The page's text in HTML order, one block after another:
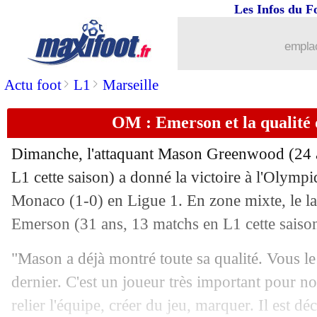
Actu foot> L1 > Marseille
Les Infos du
OM : Emerson et la qualité
Dimanche, l'attaquant Mason Greenwood (24
L1 cette saison) a donné la victoire à
Monaco (1-0) en Ligue 1. En zone mixte, le
Emerson (31 ans, 13 matchs en L1 cette
"Mason a déjà montré toute sa qualité. Vous
dernier. C'est un joueur très important pour
relier l'équipe, créer du jeu, marquer. Il est
Barça: Flick juge le cas Ter Stegen
15/12 Fluminense
15/12 Lens: leader à Noël, Edouard savoure
15/12 OM : Weah admet de la réussite
15/12 Milan: ça discute toujours avec
15/12 Ajax: accord bouclé pour Tomiyasu
15/12 Man City: Cherki bien intégré,
15/12 Strasbourg: Rosenior menace ses